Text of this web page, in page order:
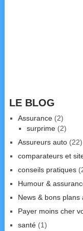
LE BLOG
Assurance(2)
surprime(2)
Assureurs auto(22)
comparateurs et
conseils pratiques
Humour &
News & bons plans
Payer moins cher
santé(1)